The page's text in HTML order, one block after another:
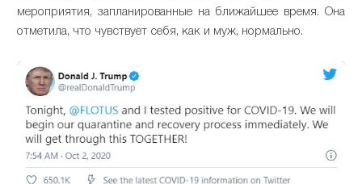
мероприятия, запланированные на ближайшее время. Она
отметила, что чувствует себя, как и муж, нормально.